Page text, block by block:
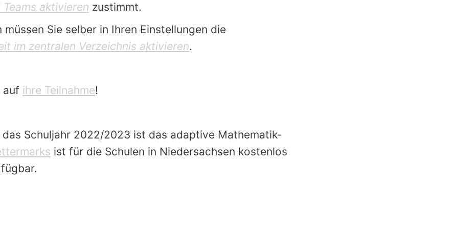
Teams aktivieren zustimmt.
müssen Sie selber in Ihren Einstellungen die
im zentralen Verzeichnis aktivieren.
auf ihre Teilnahme!
das Schuljahr 2022/2023 ist das adaptive Mathematik-
ist für die Schulen in Niedersachsen kostenlos